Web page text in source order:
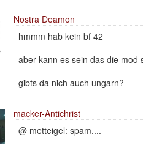
Nostra Deamon
hmmm hab kein bf 42
aber kann es sein das die mod
gibts da nich auch ungarn?
macker-Antichrist
@ metteigel: spam....